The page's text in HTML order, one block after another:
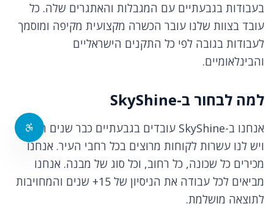
בעבודות בגבעתיים עם המגבלות והאתגרים שלה. כל
עובד בצוות שלנו עובר הכשרה מקצועית מקיפה ומוסמך
לעבודות בגובה לפי כל התקנים הישראליים
והבינלאומיים.
למה לבחור ב-SkyShine
אנחנו ב-SkyShine עובדים בגבעתיים כבר שנים רבות,
ויש לנו עשרות לקוחות מרוצים בכל רחבי העיר. אנחנו
מכירים כל שכונה, כל רחוב, וכל סוג של מבנה. אנחנו
מביאים לכל עבודה את הניסיון של 15+ שנים והמחויבות
לתוצאה מושלמת.